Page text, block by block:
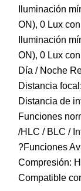
Iluminación
ON), 0 Lux
Iluminación
ON), 0 Lux
Día / Noche
Distancia
Distancia de
Funciones
/HLC / BLC /
?Funciones
Compresión:
Compatible